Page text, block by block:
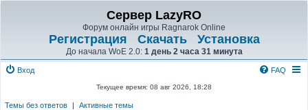
Сервер LazyRO
Форум онлайн игры Ragnarok Online
Регистрация Скачать Установка
До начала WoE 2.0: 1 день 2 часа 31 минута
Вход FAQ
Текущее время: 08 авг 2026, 18:28
Темы без ответов | Активные темы